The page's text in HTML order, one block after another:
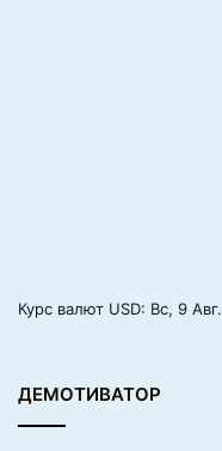
Курс валют USD: Вс, 9 Авг.
ДЕМОТИВАТОР